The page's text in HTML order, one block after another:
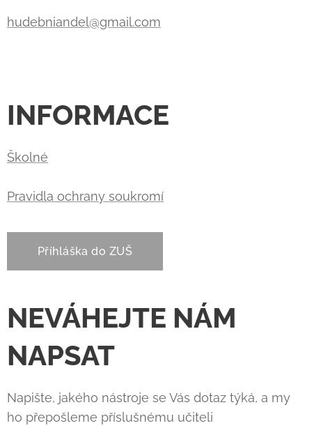
hudebniandel@gmail.com
INFORMACE
Školné
Pravidla ochrany soukromí
Příhláška do ZUŠ
NEVÁHEJTE NÁM
NAPSAT
Napište, jakého nástroje se Vás dotaz týká, a my
ho přepošleme příslušnému učiteli